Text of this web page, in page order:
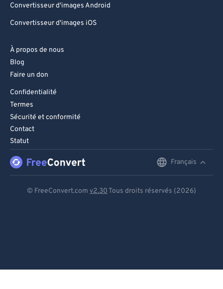
Convertisseur d'images Android
Convertisseur d'images iOS
À propos de nous
Blog
Faire un don
Confidentialité
Termes
Sécurité et conformité
Contact
Statut
Français
© FreeConvert.com v2.30 Tous droits réservés (2026)